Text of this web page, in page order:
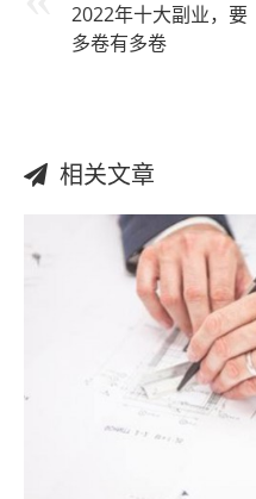
2022年十大副业，要
多卷有多卷
相关文章